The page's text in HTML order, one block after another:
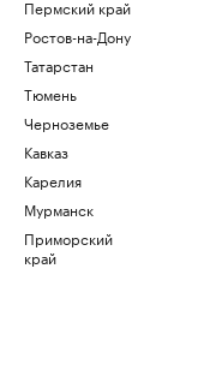
Пермский край
Ростов-на-Дону
Татарстан
Тюмень
Черноземье
Кавказ
Карелия
Мурманск
Приморский
край